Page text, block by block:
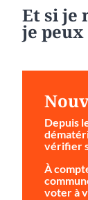
Et si je
je
Depuis
vérifier
À
voter à